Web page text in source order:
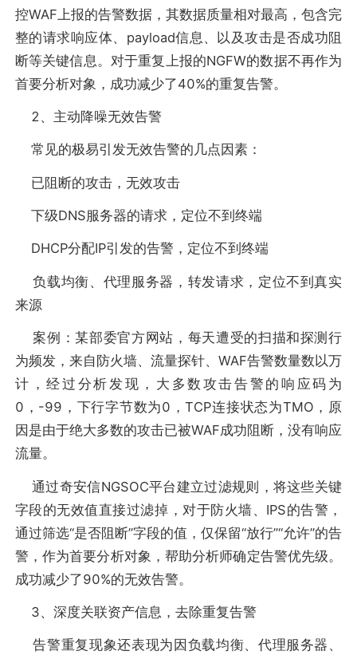
控WAF上报的告警数据，其数据质量相对最高，包含完
整的请求响应体、payload信息、以及攻击是否成功阻
断等关键信息。对于重复上报的NGFW的数据不再作为
首要分析对象，成功减少了40%的重复告警。
2、主动降噪无效告警
常见的极易引发无效告警的几点因素：
已阻断的攻击，无效攻击
下级DNS服务器的请求，定位不到终端
DHCP分配IP引发的告警，定位不到终端
负载均衡、代理服务器，转发请求，定位不到真实
来源
案例：某部委官方网站，每天遭受的扫描和探测行
为频发，来自防火墙、流量探针、WAF告警数量数以万
计，经过分析发现，大多数攻击告警的响应码为
0，-99，下行字节数为0，TCP连接状态为TMO，原
因是由于绝大多数的攻击已被WAF成功阻断，没有响应
流量。
通过奇安信NGSOC平台建立过滤规则，将这些关键
字段的无效值直接过滤掉，对于防火墙、IPS的告警，
通过筛选“是否阻断”字段的值，仅保留“放行”“允许”的告
警，作为首要分析对象，帮助分析师确定告警优先级。
成功减少了90%的无效告警。
3、深度关联资产信息，去除重复告警
告警重复现象还表现为因负载均衡、代理服务器、